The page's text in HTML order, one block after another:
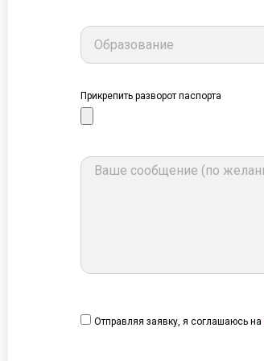
Прикрепить разворот паспорта
Отправляя заявку, я соглашаюсь на